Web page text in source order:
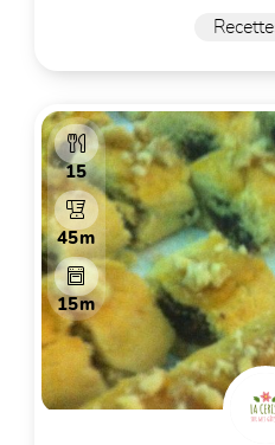
15
45m
15m